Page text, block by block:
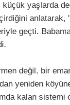
yaşlarda
anlatarak,
geçti.
değil, bir
yeniden
kalan sistemi